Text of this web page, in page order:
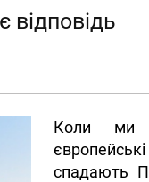
Коли ми
спадають